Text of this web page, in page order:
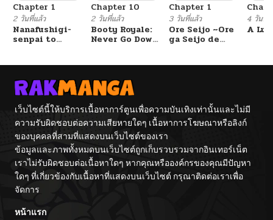
Chapter 1
2 วันที่แล้ว
Nanafushigi-
senpai to
Chapter 10
2 วันที่แล้ว
Booty Royale:
Never Go Down
Chapter 1
3 วันที่แล้ว
Ore Seijo ~Ore
ga Seijo de
Tag Otome
4 วันที่
A
เว็บไซต์นี้ให้บริการเนื้อหาการ์ตูนเพื่อความบันเทิงเท่านั้นและไม่มี
ความรับผิดชอบต่อความเสียหายใดๆ เนื้อหาการโฆษณาหรือลิงก์
ของบุคคลที่สามที่แสดงบนเว็บไซต์ของเรา
ข้อมูลและภาพทั้งหมดบนเว็บไซต์ถูกเก็บรวบรวมจากอินเทอร์เน็ต
เราไม่รับผิดชอบต่อเนื้อหาใดๆ หากคุณหรือองค์กรของคุณมีปัญหา
ใดๆ ที่เกี่ยวข้องกับเนื้อหาที่แสดงบนเว็บไซต์ กรุณาติดต่อเราเพื่อ
จัดการ
หน้าแรก